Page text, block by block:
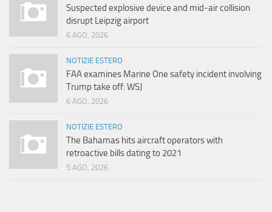
Suspected explosive device and mid-air collision
disrupt Leipzig airport
6 AGO, 2026
NOTIZIE ESTERO
FAA examines Marine One safety incident involving
Trump take off: WSJ
6 AGO, 2026
NOTIZIE ESTERO
The Bahamas hits aircraft operators with
retroactive bills dating to 2021
5 AGO, 2026